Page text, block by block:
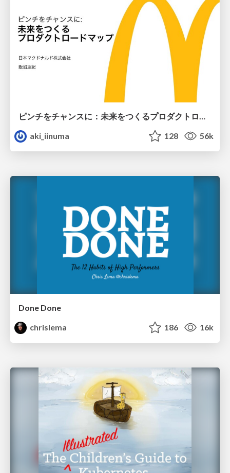
ピンチをチャンスに：未来をつくるプロダクトロードマップ #pmconf2020
aki_iinuma
128 56k
Done Done
chrislema
186 16k